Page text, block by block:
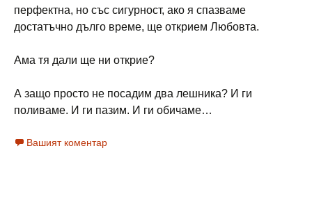
перфектна, но със сигурност, ако я спазваме
достатъчно дълго време, ще открием Любовта.
Ама тя дали ще ни открие?
А защо просто не посадим два лешника? И ги
поливаме. И ги пазим. И ги обичаме…
Вашият коментар